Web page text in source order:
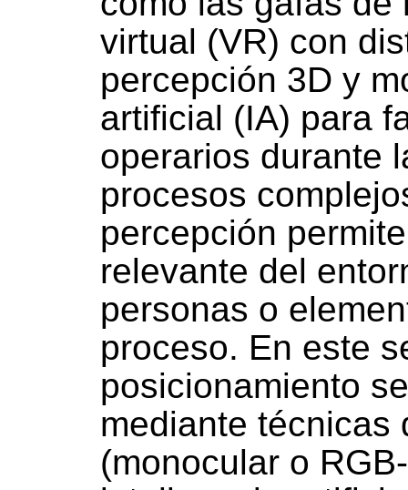
virtual (VR) con
percepción 3D y
artificial (IA) para
operarios durante
procesos
percepción
relevante del
personas o
proceso. En este
posicionamiento
mediante técnicas
(monocular o